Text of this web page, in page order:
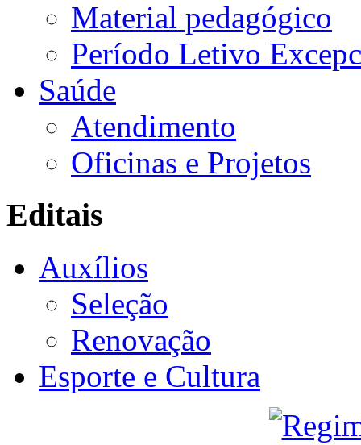
Material pedagógico
Período Letivo
Saúde
Atendimento
Oficinas e Projetos
Editais
Auxílios
Seleção
Renovação
Esporte e Cultura